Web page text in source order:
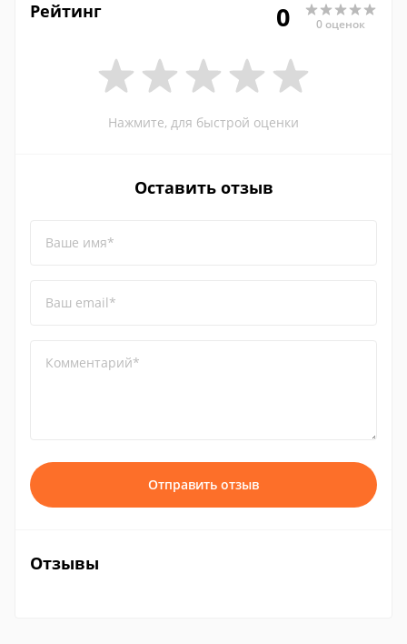
Рейтинг 0 0 оценок
Нажмите, для быстрой оценки
Оставить отзыв
Ваше имя*
Ваш email*
Комментарий*
Отправить отзыв
Отзывы